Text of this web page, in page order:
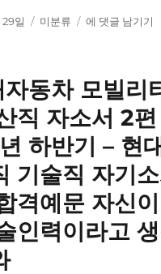
일
카
미분류
[2023
자
A+
98
점]
지
아
동
센
에 댓글 남기기
자동차 모빌리
직 자소서 2
하반기 – 현
기술직 자기
격예문 자신
인력이라고